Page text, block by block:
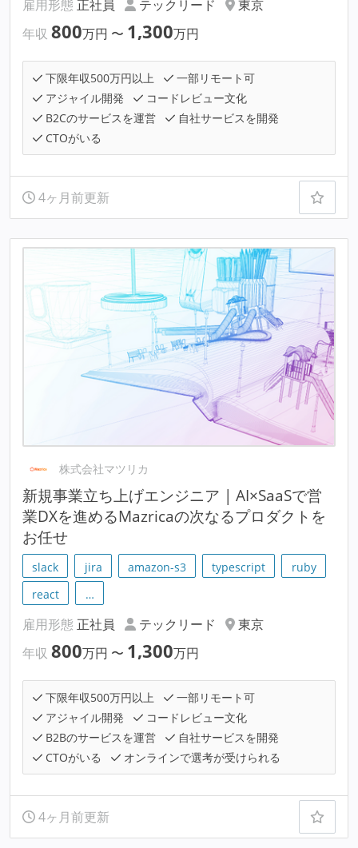
雇用形態 正社員 テックリード
東京
年収 800万円 〜 1,300万円
下限年収500万円以上
一部リモート可
アジャイル開発
コードレビュー文化
B2Cのサービスを運営
自社サービスを開発
CTOがいる
4ヶ月前更新
株式会社マツリカ
新規事業立ち上げエンジニア | AI×SaaSで営
業DXを進めるMazricaの次なるプロダクトを
お任せ
slack jira amazon-s3 typescript
ruby
react
…
雇用形態 正社員 テックリード
東京
年収 800万円 〜 1,300万円
下限年収500万円以上
一部リモート可
アジャイル開発
コードレビュー文化
B2Bのサービスを運営
自社サービスを開発
CTOがいる
オンラインで選考が受けられる
4ヶ月前更新